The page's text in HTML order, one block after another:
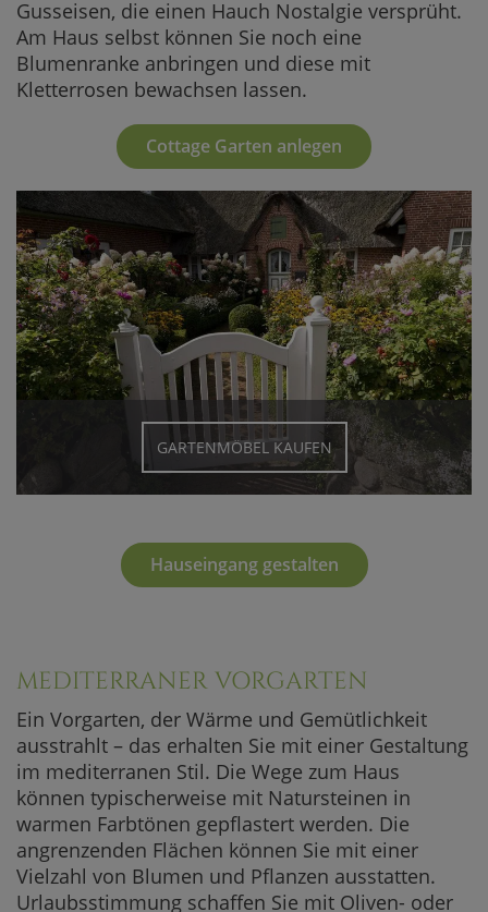
Gusseisen, die einen Hauch Nostalgie versprüht.
Am Haus selbst können Sie noch eine
Blumenranke anbringen und diese mit
Kletterrosen bewachsen lassen.
Cottage Garten anlegen
GARTENMÖBEL KAUFEN
Hauseingang gestalten
MEDITERRANER VORGARTEN
Ein Vorgarten, der Wärme und Gemütlichkeit
ausstrahlt – das erhalten Sie mit einer Gestaltung
im mediterranen Stil. Die Wege zum Haus
können typischerweise mit Natursteinen in
warmen Farbtönen gepflastert werden. Die
angrenzenden Flächen können Sie mit einer
Vielzahl von Blumen und Pflanzen ausstatten.
Urlaubsstimmung schaffen Sie mit Oliven- oder